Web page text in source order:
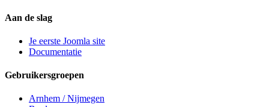
Aan de slag
Je eerste Joomla site
Documentatie
Gebruikersgroepen
Arnhem / Nijmegen